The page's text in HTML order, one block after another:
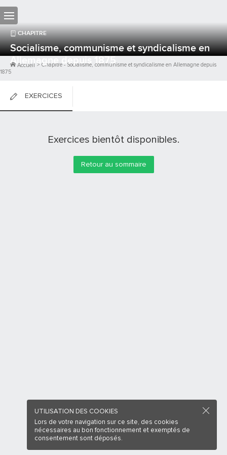
CHAPITRE
Socialisme, communisme et syndicalisme en
Allemagne depuis 1875
Accueil > Chapitre - Socialisme, communisme et syndicalisme en Allemagne depuis
1875
EXERCICES
Exercices bientôt disponibles.
Retour au sommaire
UTILISATION DES COOKIES
Lors de votre navigation sur ce site, des cookies
nécessaires au bon fonctionnement et exemptés de
consentement sont déposés.